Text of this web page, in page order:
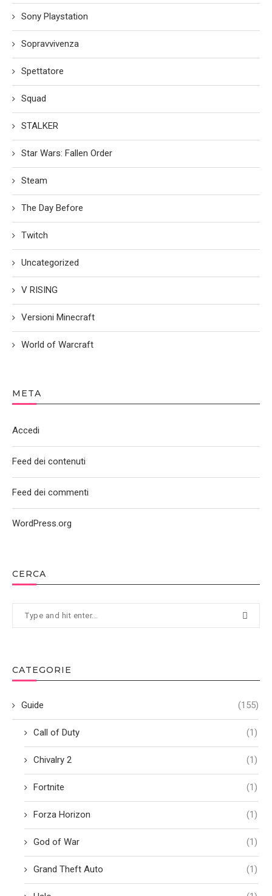
CERCA
CATEGORIE
Guide (155)
Call of Duty (1)
Chivalry 2 (1)
Fortnite (1)
Forza Horizon (1)
God of War (1)
Grand Theft Auto (1)
Sony Playstation
Sopravvivenza
Spettatore
Squad
STALKER
Star Wars: Fallen Order
Steam
The Day Before
Twitch
Uncategorized
V RISING
Versioni Minecraft
World of Warcraft
META
Accedi
Feed dei contenuti
Feed dei commenti
WordPress.org